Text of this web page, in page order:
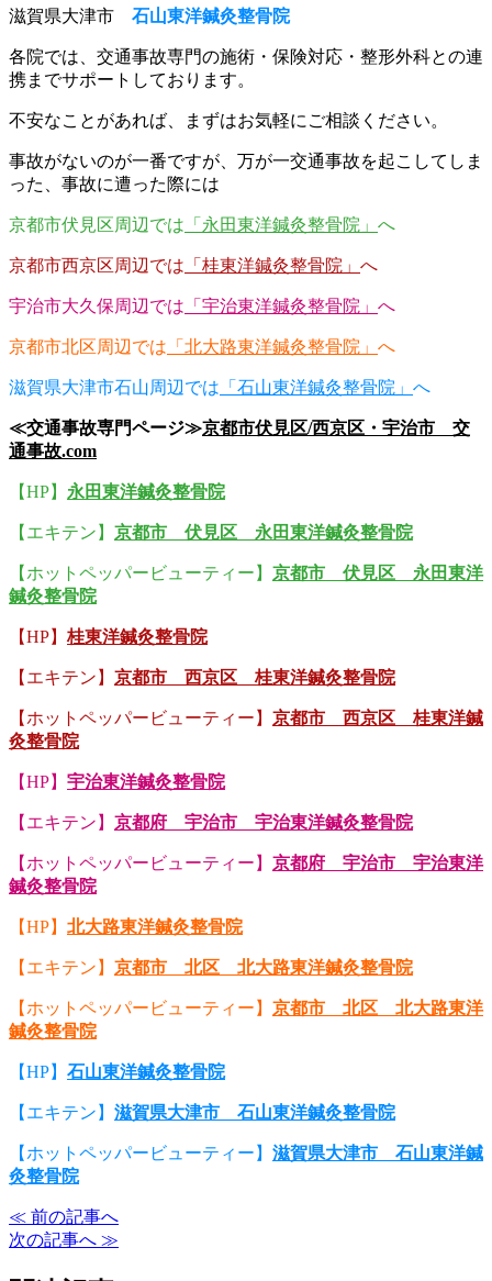
滋賀県大津市 石山東洋鍼灸整骨院
各院では、交通事故専門の施術・保険対応・整形外科との連
携までサポートしております。
不安なことがあれば、まずはお気軽にご相談ください。
事故がないのが一番ですが、万が一交通事故を起こしてしま
った、事故に遭った際には
京都市伏見区周辺では 「永田東洋鍼灸整骨院」 へ
京都市西京区周辺では 「桂東洋鍼灸整骨院」 へ
宇治市大久保周辺では 「宇治東洋鍼灸整骨院」 へ
京都市北区周辺では 「北大路東洋鍼灸整骨院」 へ
滋賀県大津市石山周辺では 「石山東洋鍼灸整骨院」 へ
≪交通事故専門ページ≫京都市伏見区/西京区・宇治市 交
通事故.com
【HP】 永田東洋鍼灸整骨院
【エキテン】 京都市 伏見区 永田東洋鍼灸整骨院
【ホットペッパービューティー】 京都市 伏見区 永田東洋
鍼灸整骨院
【HP】 桂東洋鍼灸整骨院
【エキテン】 京都市 西京区 桂東洋鍼灸整骨院
【ホットペッパービューティー】 京都市 西京区 桂東洋鍼
灸整骨院
【HP】 宇治東洋鍼灸整骨院
【エキテン】 京都府 宇治市 宇治東洋鍼灸整骨院
【ホットペッパービューティー】 京都府 宇治市 宇治東洋
鍼灸整骨院
【HP】 北大路東洋鍼灸整骨院
【エキテン】 京都市 北区 北大路東洋鍼灸整骨院
【ホットペッパービューティー】 京都市 北区 北大路東洋
鍼灸整骨院
【HP】 石山東洋鍼灸整骨院
【エキテン】 滋賀県大津市 石山東洋鍼灸整骨院
【ホットペッパービューティー】 滋賀県大津市 石山東洋鍼
灸整骨院
≪ 前の記事へ
次の記事へ ≫